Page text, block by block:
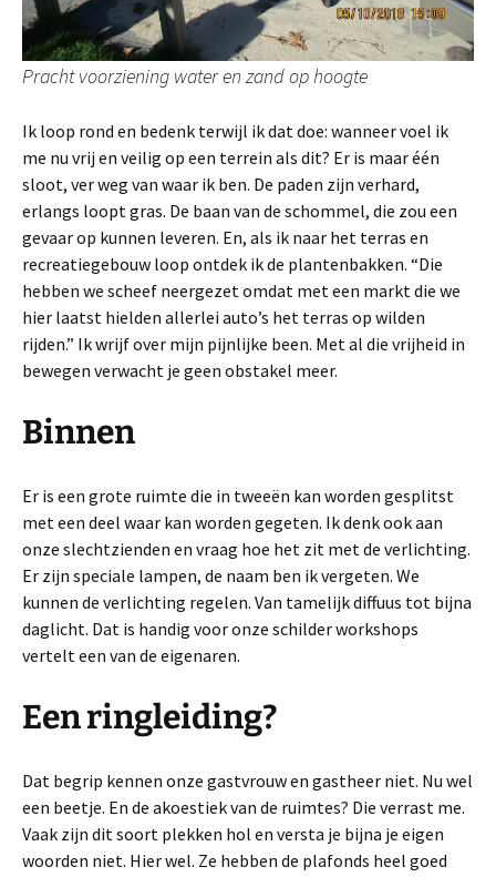
Pracht voorziening water en zand op hoogte
Ik loop rond en bedenk terwijl ik dat doe: wanneer voel ik
me nu vrij en veilig op een terrein als dit? Er is maar één
sloot, ver weg van waar ik ben. De paden zijn verhard,
erlangs loopt gras. De baan van de schommel, die zou een
gevaar op kunnen leveren. En, als ik naar het terras en
recreatiegebouw loop ontdek ik de plantenbakken. “Die
hebben we scheef neergezet omdat met een markt die we
hier laatst hielden allerlei auto’s het terras op wilden
rijden.” Ik wrijf over mijn pijnlijke been. Met al die vrijheid in
bewegen verwacht je geen obstakel meer.
Binnen
Er is een grote ruimte die in tweeën kan worden gesplitst
met een deel waar kan worden gegeten. Ik denk ook aan
onze slechtzienden en vraag hoe het zit met de verlichting.
Er zijn speciale lampen, de naam ben ik vergeten. We
kunnen de verlichting regelen. Van tamelijk diffuus tot bijna
daglicht. Dat is handig voor onze schilder workshops
vertelt een van de eigenaren.
Een ringleiding?
Dat begrip kennen onze gastvrouw en gastheer niet. Nu wel
een beetje. En de akoestiek van de ruimtes? Die verrast me.
Vaak zijn dit soort plekken hol en versta je bijna je eigen
woorden niet. Hier wel. Ze hebben de plafonds heel goed